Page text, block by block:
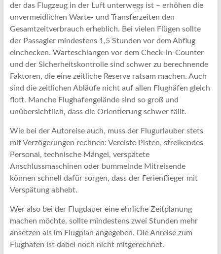
der das Flugzeug in der Luft unterwegs ist – erhöhen die
unvermeidlichen Warte- und Transferzeiten den
Gesamtzeitverbrauch erheblich. Bei vielen Flügen sollte
der Passagier mindestens 1,5 Stunden vor dem Abflug
einchecken. Warteschlangen vor dem Check-in-Counter
und der Sicherheitskontrolle sind schwer zu berechnende
Faktoren, die eine zeitliche Reserve ratsam machen. Auch
sind die zeitlichen Abläufe nicht auf allen Flughäfen gleich
flott. Manche Flughafengelände sind so groß und
unübersichtlich, dass die Orientierung schwer fällt.
Wie bei der Autoreise auch, muss der Flugurlauber stets
mit Verzögerungen rechnen: Vereiste Pisten, streikendes
Personal, technische Mängel, verspätete
Anschlussmaschinen oder bummelnde Mitreisende
können schnell dafür sorgen, dass der Ferienflieger mit
Verspätung abhebt.
Wer also bei der Flugdauer eine ehrliche Zeitplanung
machen möchte, sollte mindestens zwei Stunden mehr
ansetzen als im Flugplan angegeben. Die Anreise zum
Flughafen ist dabei noch nicht mitgerechnet.